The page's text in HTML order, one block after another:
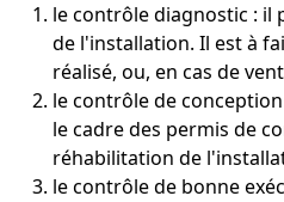
le contrôle diagnostic : il
de l'installation. Il est à
réalisé, ou, en cas de
le contrôle de
le cadre des permis de
réhabilitation de
le contrôle de bonne